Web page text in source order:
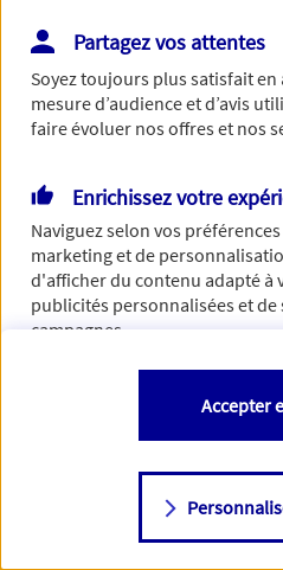
Vous disposez de droits sur les
plus d’informations,cliquez ici.
Partagez vos attentes
Soyez toujours plus satisfait en
mesure d’audience et d’avis
faire évoluer nos offres et nos
Enrichissez votre
Naviguez selon vos préférences
marketing et de
d'afficher du contenu adapté à
publicités personnalisées et
campagnes.
Vous êtes libre de les accepter,
changer d'avis à tout moment en
Consulter notre politique de
Accepter